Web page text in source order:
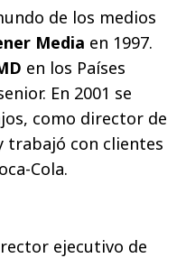
de los medios
Media en 1997.
en los Países
En 2001 se
como director de
trabajó con clientes
Cola.
ejecutivo de